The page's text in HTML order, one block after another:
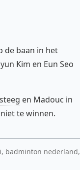
de baan in het
Kim en Eun Seo
en Madouc in
te winnen.
badminton nederland,